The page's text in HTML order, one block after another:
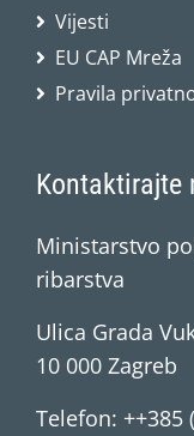
Vijesti
EU CAP Mreža
Pravila
Kontaktirajte
Ministarstvo
ribarstva
Ulica Grada
10 000 Zagreb
Telefon: ++385